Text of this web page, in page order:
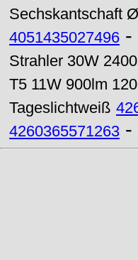
Sechskantschaft
4051435027496 -
Strahler 30W
T5 11W 900lm
Tageslichtweiß
4260365571263 -